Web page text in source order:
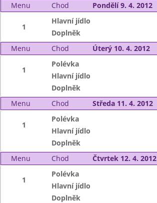
Menu Chod Pondělí 9. 4. 2012
1
Hlavní jídlo
Doplněk
Menu
Chod Úterý 10. 4. 2012
1
Polévka
Hlavní jídlo
Doplněk
Menu
Chod Středa 11. 4. 2012
1
Polévka
Hlavní jídlo
Doplněk
Menu
Chod Čtvrtek 12. 4. 2012
1
Polévka
Hlavní jídlo
Doplněk